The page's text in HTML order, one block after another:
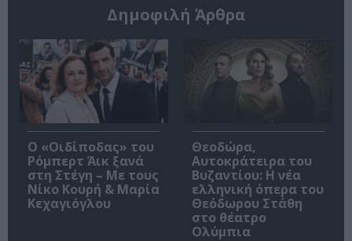
Δημοφιλή Άρθρα
O «Οιδίποδας» του
Ρόμπερτ Άικ ξανά
στη Στέγη – Με τους
Νίκο Κουρή & Μαρία
Κεχαγιόγλου
Θεοδώρα,
Αυτοκράτειρα του
Βυζαντίου: Η νέα
ελληνική όπερα του
Θεόδωρου Στάθη
στο θέατρο
Ολύμπια